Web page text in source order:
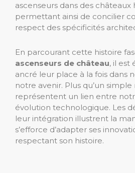
ascenseurs dans des châteaux
permettant ainsi de concilier
respect des spécificités
En parcourant cette histoire
ascenseurs de château, il est
ancré leur place à la fois dans
notre avenir. Plus qu’un simple
représentent un lien entre
évolution technologique. Les
leur intégration illustrent la
s’efforce d’adapter ses
respectant son histoire.